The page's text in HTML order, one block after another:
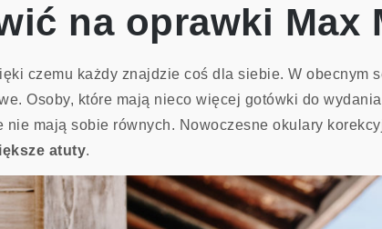
na oprawki Max
czemu każdy znajdzie coś dla siebie. W obecnym
Osoby, które mają nieco więcej gotówki do
mają sobie równych. Nowoczesne okulary
atuty.